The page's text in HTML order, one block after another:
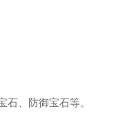
、防御宝石等。